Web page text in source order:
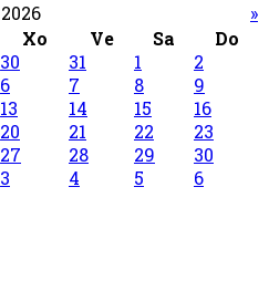
2026
»
Xo Ve Sa
Do
30 31 1
2
6 7 8
9
13 14 15
16
20 21 22
23
27 28 29
30
3 4 5 6